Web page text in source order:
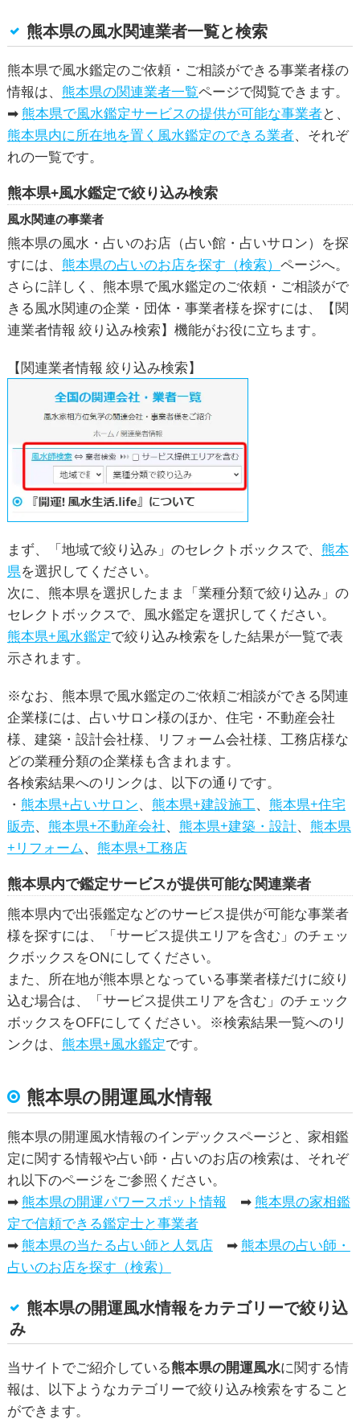
熊本県の風水関連業者一覧と検索
熊本県で風水鑑定のご依頼・ご相談ができる事業者様の
情報は、 熊本県の関連業者一覧ページで閲覧できます。
➡熊本県で風水鑑定サービスの提供が可能な事業者と、
熊本県内に所在地を置く風水鑑定のできる業者、それぞ
れの一覧です。
熊本県+風水鑑定で絞り込み検索
風水関連の事業者
熊本県の風水・占いのお店（占い館・占いサロン）を探
すには、 熊本県の占いのお店を探す（検索） ページへ。
さらに詳しく、熊本県で風水鑑定のご依頼・ご相談がで
きる風水関連の企業・団体・事業者様を探すには、【関
連業者情報 絞り込み検索】機能がお役に立ちます。
【関連業者情報 絞り込み検索】
まず、「地域で絞り込み」のセレクトボックスで、 熊本
県を選択してください。
次に、熊本県を選択したまま「業種分類で絞り込み」の
セレクトボックスで、風水鑑定を選択してください。
熊本県+風水鑑定で絞り込み検索をした結果が一覧で表
示されます。
※なお、熊本県で風水鑑定のご依頼ご相談ができる関連
企業様には、占いサロン様のほか、住宅・不動産会社
様、建築・設計会社様、リフォーム会社様、工務店様な
どの業種分類の企業様も含まれます。
各検索結果へのリンクは、以下の通りです。
・ 熊本県+占いサロン、 熊本県+建設施工、 熊本県+住宅
販売、 熊本県+不動産会社、 熊本県+建築・設計、 熊本県
+リフォーム、 熊本県+工務店
熊本県内で鑑定サービスが提供可能な関連業者
熊本県内で出張鑑定などのサービス提供が可能な事業者
様を探すには、「サービス提供エリアを含む」のチェッ
クボックスをONにしてください。
また、所在地が熊本県となっている事業者様だけに絞り
込む場合は、「サービス提供エリアを含む」のチェック
ボックスをOFFにしてください。※検索結果一覧へのリ
ンクは、 熊本県+風水鑑定です。
熊本県の開運風水情報
熊本県の開運風水情報のインデックスページと、家相鑑
定に関する情報や占い師・占いのお店の検索は、それぞ
れ以下のページをご参照ください。
➡熊本県の開運パワースポット情報 ➡熊本県の家相鑑
定で信頼できる鑑定士と事業者
➡熊本県の当たる占い師と人気店➡熊本県の占い師・
占いのお店を探す（検索）
熊本県の開運風水情報をカテゴリーで絞り込
み
当サイトでご紹介している熊本県の開運風水に関する情
報は、以下ようなカテゴリーで絞り込み検索をすること
ができます。